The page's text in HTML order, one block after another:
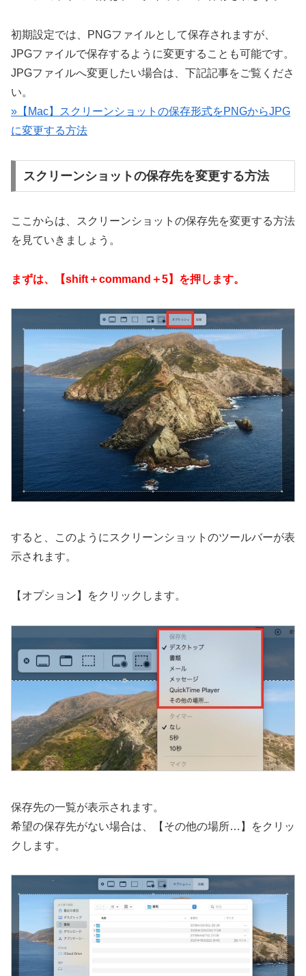
初期設定では、PNGファイルとして保存されますが、
JPGファイルで保存するように変更することも可能です。
JPGファイルへ変更したい場合は、下記記事をご覧くださ
い。
»【Mac】スクリーンショットの保存形式をPNGからJPG
に変更する方法
スクリーンショットの保存先を変更する方法
ここからは、スクリーンショットの保存先を変更する方法
を見ていきましょう。
まずは、【shift＋command＋5】を押します。
すると、このようにスクリーンショットのツールバーが表
示されます。
【オプション】をクリックします。
保存先の一覧が表示されます。
希望の保存先がない場合は、【その他の場所…】をクリッ
クします。